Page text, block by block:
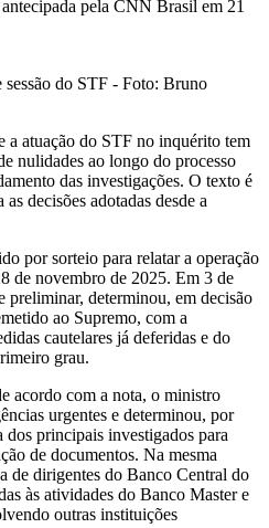
pela CNN Brasil em 21
do STF - Foto: Bruno
atuação do STF no inquérito tem
nulidades ao longo do processo
das investigações. O texto é
decisões adotadas desde a
por sorteio para relatar a operação
de novembro de 2025. Em 3 de
preliminar, determinou, em decisão
ao Supremo, com a
cautelares já deferidas e do
grau.
acordo com a nota, o ministro
urgentes e determinou, por
principais investigados para
de documentos. Na mesma
de dirigentes do Banco Central do
às atividades do Banco Master e
outras instituições